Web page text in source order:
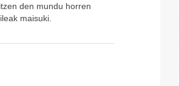
den mundu horren
maisuki.